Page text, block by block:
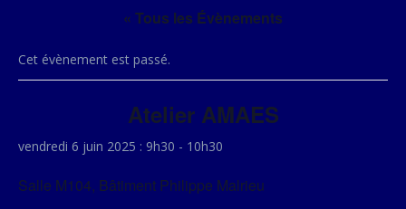
« Tous les Évènements
Cet évènement est passé.
Atelier AMAES
vendredi 6 juin 2025 : 9h30 - 10h30
Salle M104, Bâtiment Philippe Malrieu